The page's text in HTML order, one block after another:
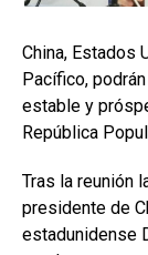
China, Estados
Pacífico,
estable y
República
Tras la reunión
presidente de
estadunidense